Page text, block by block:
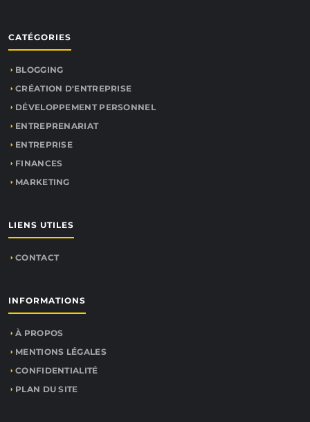
CATÉGORIES
BLOGGING
CRÉATION D'ENTREPRISE
DÉVELOPPEMENT PERSONNEL
ENTREPRENARIAT
ENTREPRISE
FINANCES
MARKETING
LIENS UTILES
CONTACT
INFORMATIONS
À PROPOS
MENTIONS LÉGALES
CONFIDENTIALITÉ
PLAN DU SITE